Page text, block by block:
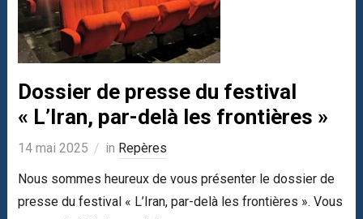
Dossier de presse du festival
« L’Iran, par-delà les frontières »
14 mai 2025 in Repères
Nous sommes heureux de vous présenter le dossier de
presse du festival « L’Iran, par-delà les frontières ». Vous